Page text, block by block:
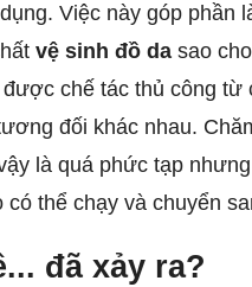
Việc này góp phần
vệ sinh đồ da sao
chế tác thủ công
đối khác nhau.
là quá phức tạp
thể chạy và chuyển
đã xảy ra?